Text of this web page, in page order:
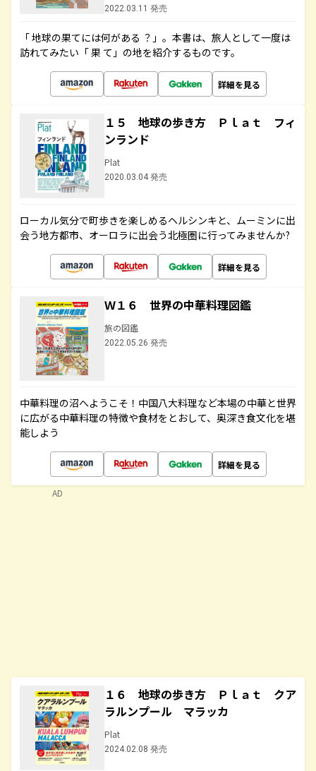
2022.03.11 発売
「 地球の果てには何がある ？」。本書は、旅人として一度は
訪れてみたい「 果 て」の地を紹介するものです。
詳細を見る
１５ 地球の歩き方 Ｐｌａｔ フィ
ンランド
Plat
2020.03.04 発売
ローカル気分で町歩きを楽しめるヘルシンキと、ムーミンに出
会う地方都市、オーロラに出会う北極圏に行ってみませんか?
詳細を見る
Ｗ１６ 世界の中華料理図鑑
旅の図鑑
2022.05.26 発売
中華料理の沼へようこそ！中国八大料理など本場の中華と世界
に広がる中華料理の特徴や食材をとおして、奥深き食文化を堪
能しよう
詳細を見る
１６ 地球の歩き方 Ｐｌａｔ クア
ラルンプール マラッカ
Plat
2024.02.08 発売
AD